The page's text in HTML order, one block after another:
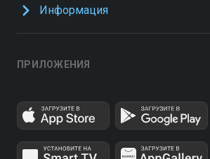
Информация
ПРИЛОЖЕНИЯ